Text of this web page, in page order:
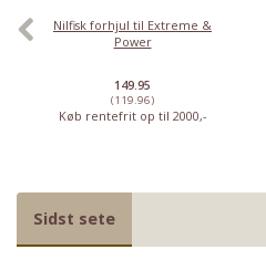
Nilfisk forhjul til Extreme &
Power
149.95
(119.96)
Køb rentefrit op til 2000,-
Sidst sete